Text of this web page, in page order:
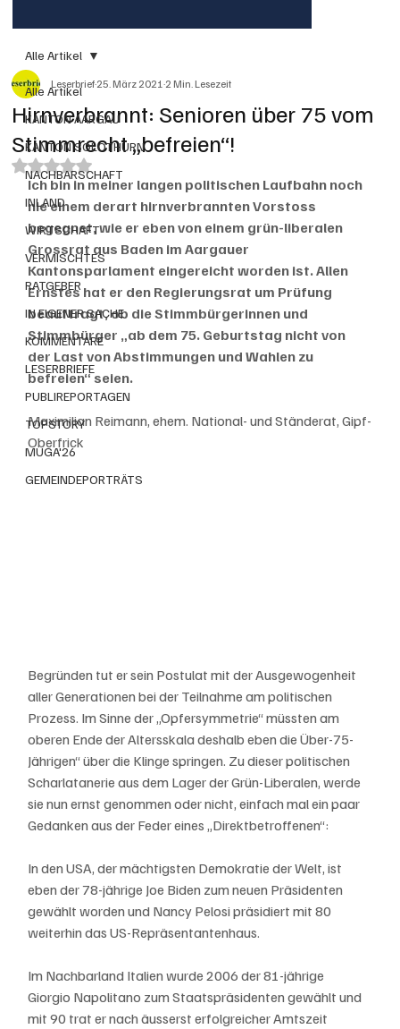
Alle Artikel
KANTON AARGAU
KANTON SOLOTHURN
NACHBARSCHAFT
INLAND
WIRTSCHAFT
VERMISCHTES
RATGEBER
IN EIGENER SACHE
KOMMENTARE
LESERBRIEFE
PUBLIREPORTAGEN
TOPSTORY
MUGA'26
GEMEINDEPORTRÄTS
Alle Artikel
Hirnverbrannt: Senioren über 75 vom
Stimmrecht „befreien“!
Leserbrief25. März 20212 Min. Lesezeit
Mit NaN von 5 Sternen bewertet.
Ich bin in meiner langen politischen Laufbahn noch
nie einem derart hirnverbrannten Vorstoss
begegnet, wie er eben von einem grün-liberalen
Grossrat aus Baden im Aargauer
Kantonsparlament eingereicht worden ist. Allen
Ernstes hat er den Regierungsrat um Prüfung
beauftragt, ob die Stimmbürgerinnen und
Stimmbürger „ab dem 75. Geburtstag nicht von
der Last von Abstimmungen und Wahlen zu
befreien“ seien.
Maximilian Reimann, ehem. National- und Ständerat, Gipf-
Oberfrick
Begründen tut er sein Postulat mit der Ausgewogenheit
aller Generationen bei der Teilnahme am politischen
Prozess. Im Sinne der „Opfersymmetrie“ müssten am
oberen Ende der Altersskala deshalb eben die Über-75-
Jährigen“ über die Klinge springen. Zu dieser politischen
Scharlatanerie aus dem Lager der Grün-Liberalen, werde
sie nun ernst genommen oder nicht, einfach mal ein paar
Gedanken aus der Feder eines „Direktbetroffenen“:
In den USA, der mächtigsten Demokratie der Welt, ist
eben der 78-jährige Joe Biden zum neuen Präsidenten
gewählt worden und Nancy Pelosi präsidiert mit 80
weiterhin das US-Repräsentantenhaus.
Im Nachbarland Italien wurde 2006 der 81-jährige
Giorgio Napolitano zum Staatspräsidenten gewählt und
mit 90 trat er nach äusserst erfolgreicher Amtszeit